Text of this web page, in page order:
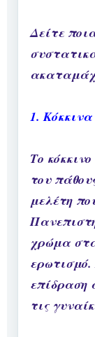
Δείτε
1.
Το
του
μελέτη
χρώμα
επίδραση
τις